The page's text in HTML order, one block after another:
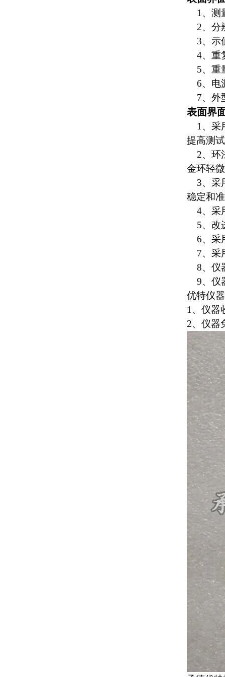
1、测
2、分
3、示
4、重
5、重
6、电
7、外
表面界
1、 采
提高测
2、环
金环轻
3、采
稳定和
4、 采
5、改
6、 采
7、 采
8、仪
9、 仪
优特仪
1、仪器
2、仪器